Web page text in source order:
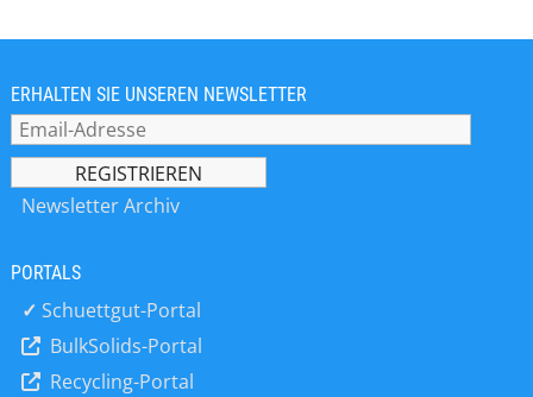
neuen Maßstab in der
voluminöse Materialien – entwickelt
für höchste Ansprüche in Industrie
und Landwirtschaft. Besonders
herausragend: die extra große
Trocknungsschale mit den Maßen 110
reproduzierbar. Vielseitig einsetzbar
der Holzindustrie eignet sich der
ULTRA X 3081 ideal zur
ERHALTEN SIE UNSEREN NEWSLETTER
Newsletter Archiv
PORTALS
✓ Schuettgut-Portal
BulkSolids-Portal
Recycling-Portal